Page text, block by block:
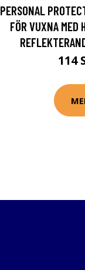
PERSONAL
FÖR VUXNA MED
114